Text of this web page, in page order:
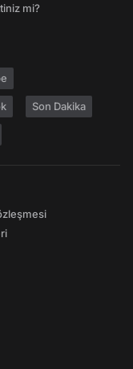
mi?
Son Dakika